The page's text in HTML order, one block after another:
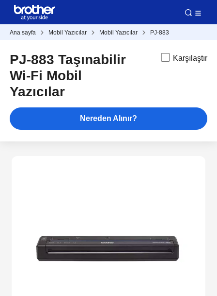
Ana sayfa Mobil Yazıcılar Mobil Yazıcılar PJ-883
PJ-883 Taşınabilir
Wi-Fi Mobil
Yazıcılar
Karşılaştır
Nereden Alınır?